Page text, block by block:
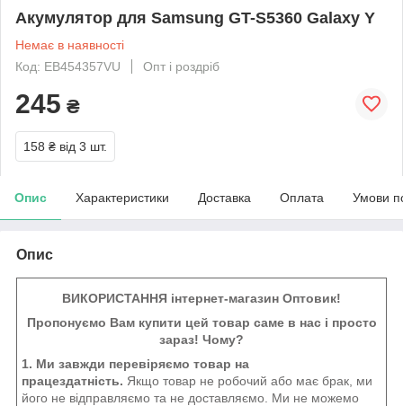
Акумулятор для Samsung GT-S5360 Galaxy Y
Немає в наявності
Код: EB454357VU
Опт і роздріб
245 ₴
158 ₴ від 3 шт.
Опис Характеристики Доставка Оплата Умови
Опис
ВИКОРИСТАННЯ інтернет-магазин Оптовик!
Пропонуємо Вам купити цей товар саме в нас і просто
зараз! Чому?
1. Ми завжди перевіряємо товар на
працездатність. Якщо товар не робочий або має брак, ми
його не відправляємо та не доставляємо. Ми не можемо